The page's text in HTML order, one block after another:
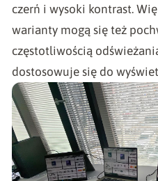
czerń i wysoki kontrast.
warianty mogą się też
częstotliwością
dostosowuje się do